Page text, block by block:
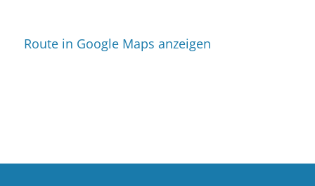
Route in Google Maps anzeigen